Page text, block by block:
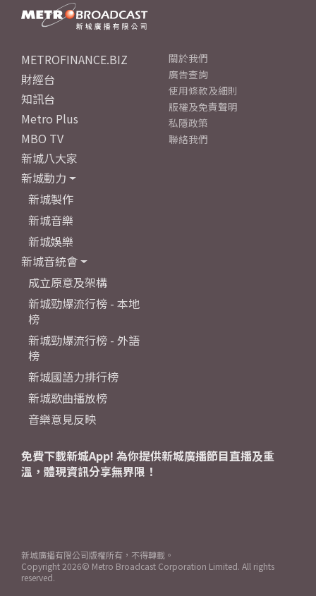
METROFINANCE.BIZ
財經台
知訊台
Metro Plus
MBO TV
新城八大家
新城動力
新城製作
新城音樂
新城娛樂
新城音統會
成立原意及架構
新城勁爆流行榜 - 本地
榜
新城勁爆流行榜 - 外語
榜
新城國語力排行榜
新城歌曲播放榜
音樂意見反映
關於我們
廣告查詢
使用條款及細則
版權及免責聲明
私隱政策
聯絡我們
免費下載新城App! 為你提供新城廣播節目直播及重
溫，體現資訊分享無界限！
新城廣播有限公司版權所有，不得轉載。
Copyright 2026© Metro Broadcast Corporation Limited. All rights
reserved.